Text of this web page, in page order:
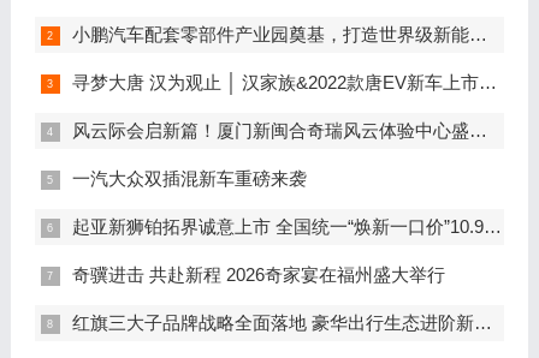
小鹏汽车配套零部件产业园奠基，打造世界级新能源智能汽车集群
寻梦大唐 汉为观止 │ 汉家族&2022款唐EV新车上市发布会，敬请期待！
风云际会启新篇！厦门新闽合奇瑞风云体验中心盛大开业
一汽大众双插混新车重磅来袭
起亚新狮铂拓界诚意上市 全国统一“焕新一口价”10.99万元起
奇骥进击 共赴新程 2026奇家宴在福州盛大举行
红旗三大子品牌战略全面落地 豪华出行生态进阶新篇章